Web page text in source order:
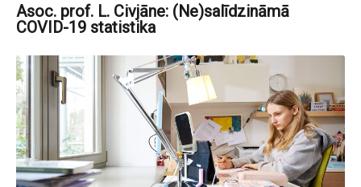
Asoc. prof. L. Civjāne: (Ne)salīdzināmā
COVID-19 statistika